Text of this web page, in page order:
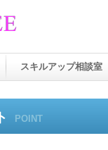
POINT
スキルアップ相談室